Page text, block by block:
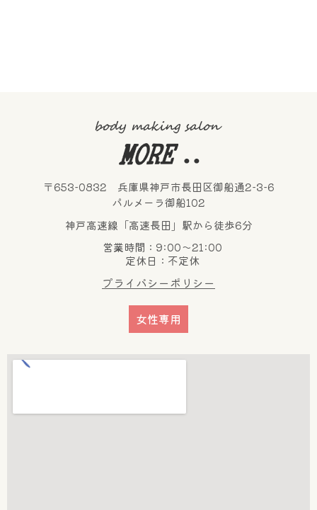
〒653-0832 兵庫県神戸市長田区御船通2-3-6
パルメーラ御船102
神戸高速線「高速長田」駅から徒歩6分
営業時間：9:00～21:00
定休日：不定休
プライバシーポリシー
女性専用